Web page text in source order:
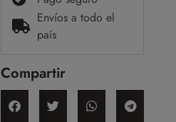
Envíos a todo el
país
Compartir